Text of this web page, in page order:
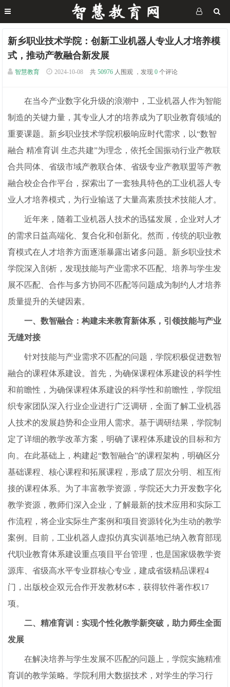
新乡职业技术学院：创新工业机器人专业人才培养模
式，推动产教融合新发展
智慧教育 2024-10-08 共 50976 人围观 ，发现 0 个评论
在当今产业数字化升级的浪潮中，工业机器人作为智能
制造的关键力量，其专业人才的培养成为了职业教育领域的
重要课题。新乡职业技术学院积极响应时代需求，以“数智
融合 精准育训 生态共建”为理念，依托全国振动行业产教联
合共同体、省级市域产教联合体、省级专业产教联盟等产教
融合校企合作平台，探索出了一套独具特色的工业机器人专
业人才培养模式，为行业输送了大量高素质技术技能人才。
近年来，随着工业机器人技术的迅猛发展，企业对人才
的需求日益高端化、复合化和创新化。然而，传统的职业教
育模式在人才培养方面逐渐暴露出诸多问题。新乡职业技术
学院深入剖析，发现技能与产业需求不匹配、培养与学生发
展不匹配、合作与多方协同不匹配等问题成为制约人才培养
质量提升的关键因素。
一、数智融合：构建未来教育新体系，引领技能与产业
无缝对接
针对技能与产业需求不匹配的问题，学院积极促进数智
融合的课程体系建设。首先，为确保课程体系建设的科学性
和前瞻性，为确保课程体系建设的科学性和前瞻性，学院组
织专家团队深入行业企业进行广泛调研，全面了解工业机器
人技术的发展趋势和企业用人需求。基于调研结果，学院制
定了详细的教学改革方案，明确了课程体系建设的目标和方
向。在此基础上，构建起“数智融合”的课程架构，明确区分
基础课程、核心课程和拓展课程，形成了层次分明、相互衔
接的课程体系。为了丰富教学资源，学院还大力开发数字化
教学资源，教师们深入企业，了解最新的技术应用和实际工
作流程，将企业实际生产案例和项目资源转化为生动的教学
案例。目前，工业机器人虚拟仿真实训基地已纳入教育部现
代职业教育体系建设重点项目平台管理，也是国家级教学资
源库、省级高水平专业群核心专业，建成省级精品课程4
门，出版校企双元合作开发教材6本，获得软件著作权17
项。
二、精准育训：实现个性化教学新突破，助力师生全面
发展
在解决培养与学生发展不匹配的问题上，学院实施精准
育训的教学策略。学院利用大数据技术，对学生的学习行